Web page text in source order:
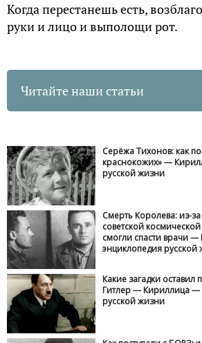
Когда перестанешь есть,
руки и лицо и выполощи рот.
Читайте наши статьи
Серёжа Тихонов: как
краснокожих» —
русской жизни
Смерть Королева: из-
советской
смогли спасти врачи
энциклопедия русской
Какие загадки оставил
Гитлер — Кириллица —
русской жизни